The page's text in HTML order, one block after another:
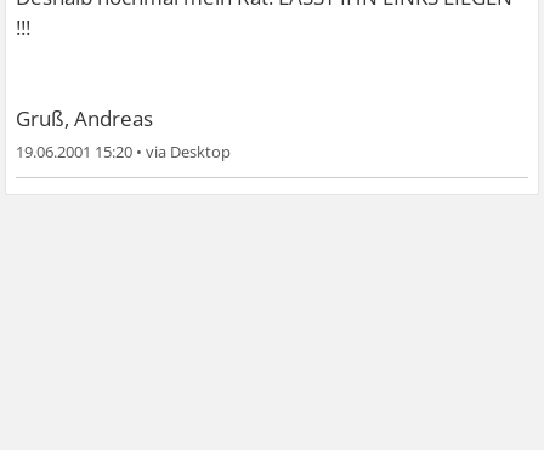
!!!
Gruß, Andreas
19.06.2001 15:20 •